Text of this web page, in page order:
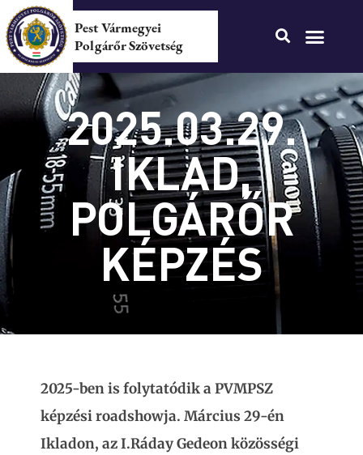
Pest Vármegyei
Polgárőr Szövetség
2025.03.29.
IKLAD,
POLGÁRŐR
KÉPZÉS
2025-ben is folytatódik a PVMPSZ
képzési roadshowja. Március 29-én
Ikladon, az I.Ráday Gedeon közösségi